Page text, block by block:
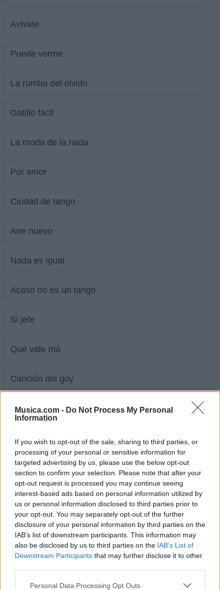
Musica.com - Do Not Process My Personal
Information
If you wish to opt-out of the sale, sharing to third parties, or
processing of your personal or sensitive information for
targeted advertising by us, please use the below opt-out
section to confirm your selection. Please note that after your
opt-out request is processed you may continue seeing
interest-based ads based on personal information utilized by
us or personal information disclosed to third parties prior to
your opt-out. You may separately opt-out of the further
disclosure of your personal information by third parties on the
IAB’s list of downstream participants. This information may
also be disclosed by us to third parties on the IAB’s List of
Downstream Participants that may further disclose it to other
Personal Data Processing Opt Outs
Avivate
Puede verme
La rumba del olvido
Gatillo fácil
La moda de la nada
Por amor
Ciudad de tango
Aire nuevo
Nada es igual
Acaso no es un tango
Si jefe
Qué vale má
Canción del goy
Que gire la pasión
No te agrandés
Qué noche nos espera
Pa´l hermoso goleador
Y no lo aguanto más
Esta película ya la ví
Ver todas sus letras por orden alfabético